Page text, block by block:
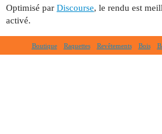
Optimisé par Discourse, le rendu est
activé.
Boutique Raquettes Revêtements Bois